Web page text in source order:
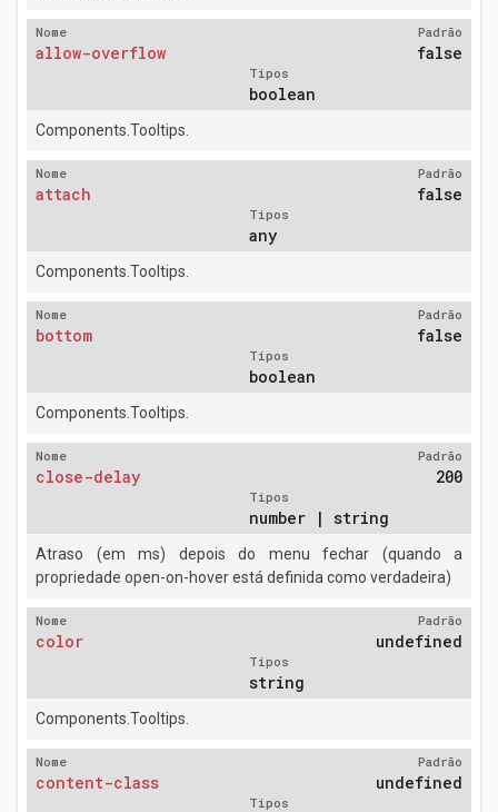
Nome
allow-overflow
Padrão
false
Tipos
boolean
Components.Tooltips.
Nome
attach
Padrão
false
Tipos
any
Components.Tooltips.
Nome
bottom
Padrão
false
Tipos
boolean
Components.Tooltips.
Nome
close-delay
Padrão
200
Tipos
number | string
Atraso (em ms) depois do menu fechar (quando a
propriedade open-on-hover está definida como verdadeira)
Nome
color
Padrão
undefined
Tipos
string
Components.Tooltips.
Nome
content-class
Padrão
undefined
Tipos